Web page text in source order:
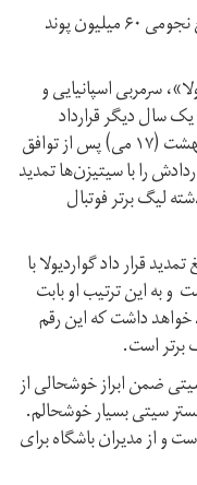
سرمربی موفق منچسترسیتی انگلستان با مبلغ نجومی ۶۰ میلیون پوند
سرمربی اسپانیایی و
سال دیگر قرارداد
داشت، شامگاه پنج‌شنبه، بیست و هفتم اردیبهشت (۱۷ می) پس از توافق
را با سیتیزن‌ها تمدید
گذشته لیگ برتر فوتبال
قرار داد گواردیولا با
پوند است و به این ترتیب او بابت
پوند درآمد خواهد داشت که این رقم
برتر است.
ضمن ابراز خوشحالی از
سیتی بسیار خوشحالم.
و از مدیران باشگاه برای